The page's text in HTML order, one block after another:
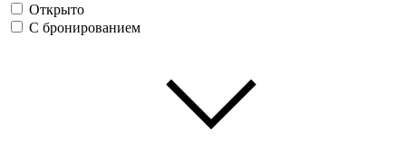
Открыто
С бронированием